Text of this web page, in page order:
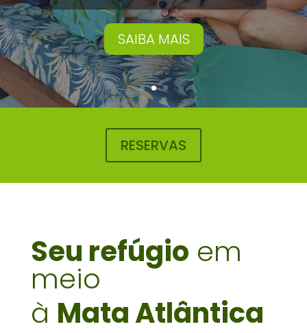
SAIBA MAIS
RESERVAS
Seu refúgio em
meio
à Mata Atlântica